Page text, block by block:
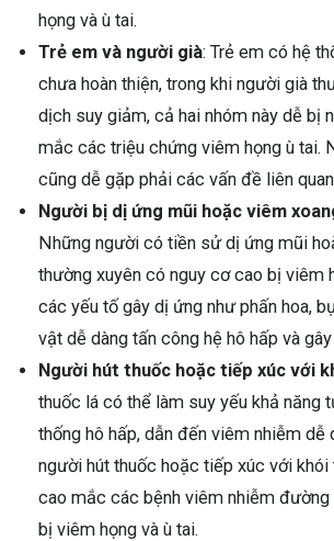
họng và ù tai.
Trẻ em và người già: Trẻ em có hệ
chưa hoàn thiện, trong khi người già
dịch suy giảm, cả hai nhóm này dễ bị
mắc các triệu chứng viêm họng ù tai.
cũng dễ gặp phải các vấn đề liên
Người bị dị ứng mũi hoặc viêm
Những người có tiền sử dị ứng mũi
thường xuyên có nguy cơ cao bị viêm
các yếu tố gây dị ứng như phấn hoa,
vật dễ dàng tấn công hệ hô hấp và
Người hút thuốc hoặc tiếp xúc với
thuốc lá có thể làm suy yếu khả năng
thống hô hấp, dẫn đến viêm nhiễm dễ
người hút thuốc hoặc tiếp xúc với
cao mắc các bệnh viêm nhiễm
bị viêm họng và ù tai.